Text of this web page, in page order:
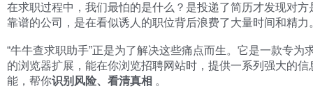
在求职过程中，我们最怕的是什么？是投递了简历才发现对方
靠谱的公司，是在看似诱人的职位背后浪费了大量时间和精力
“牛牛查求职助手”正是为了解决这些痛点而生。它是一款专为
的浏览器扩展，能在你浏览招聘网站时，提供一系列强大的信
能，帮你识别风险、看清真相 。